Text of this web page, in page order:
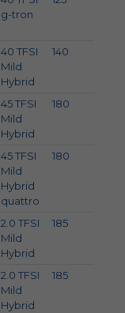
g-tron
40 TFSI
Mild
Hybrid
140
45 TFSI
Mild
Hybrid
180
45 TFSI
Mild
Hybrid
quattro
180
2.0 TFSI
Mild
Hybrid
185
2.0 TFSI
Mild
Hybrid
185